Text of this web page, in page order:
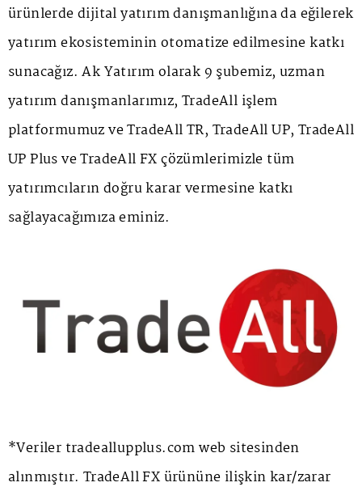
ürünlerde dijital yatırım danışmanlığına da eğilerek
yatırım ekosisteminin otomatize edilmesine katkı
sunacağız. Ak Yatırım olarak 9 şubemiz, uzman
yatırım danışmanlarımız, TradeAll işlem
platformumuz ve TradeAll TR, TradeAll UP, TradeAll
UP Plus ve TradeAll FX çözümlerimizle tüm
yatırımcıların doğru karar vermesine katkı
sağlayacağımıza eminiz.
*Veriler tradeallupplus.com web sitesinden
alınmıştır. TradeAll FX ürününe ilişkin kar/zarar